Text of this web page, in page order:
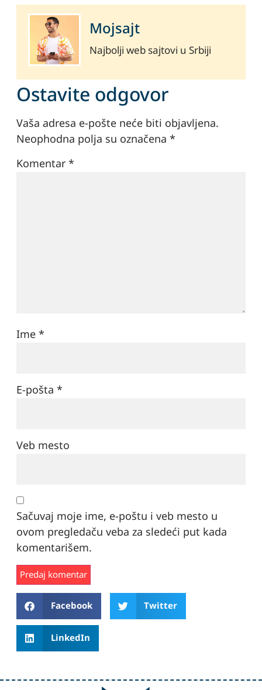
Mojsajt
Najbolji web sajtovi u Srbiji
Ostavite odgovor
Vaša adresa e-pošte neće biti objavljena.
Neophodna polja su označena*
Komentar*
Ime*
E-pošta*
Veb mesto
Sačuvaj moje ime, e-poštu i veb mesto u
ovom pregledaču veba za sledeći put kada
komentarišem.
Facebook
Twitter
LinkedIn